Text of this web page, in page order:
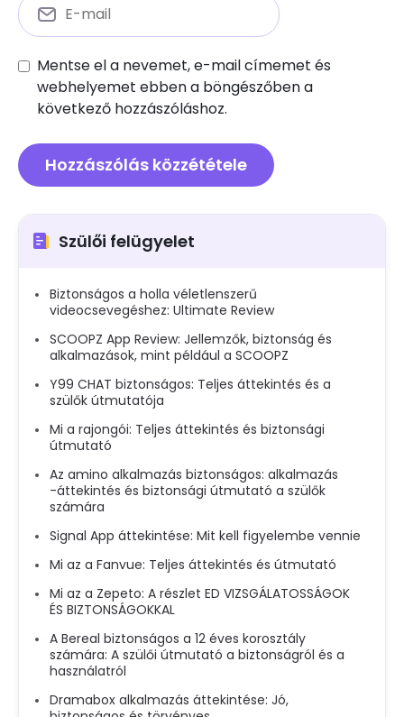
Mentse el a nevemet, e-mail címemet és
webhelyemet ebben a böngészőben a
következő hozzászóláshoz.
Szülői felügyelet
Biztonságos a holla véletlenszerű
videocsevegéshez: Ultimate Review
SCOOPZ App Review: Jellemzők, biztonság és
alkalmazások, mint például a SCOOPZ
Y99 CHAT biztonságos: Teljes áttekintés és a
szülők útmutatója
Mi a rajongói: Teljes áttekintés és biztonsági
útmutató
Az amino alkalmazás biztonságos: alkalmazás
-áttekintés és biztonsági útmutató a szülők
számára
Signal App áttekintése: Mit kell figyelembe vennie
Mi az a Fanvue: Teljes áttekintés és útmutató
Mi az a Zepeto: A részlet ED VIZSGÁLATOSSÁGOK
ÉS BIZTONSÁGOKKAL
A Bereal biztonságos a 12 éves korosztály
számára: A szülői útmutató a biztonságról és a
használatról
Dramabox alkalmazás áttekintése: Jó,